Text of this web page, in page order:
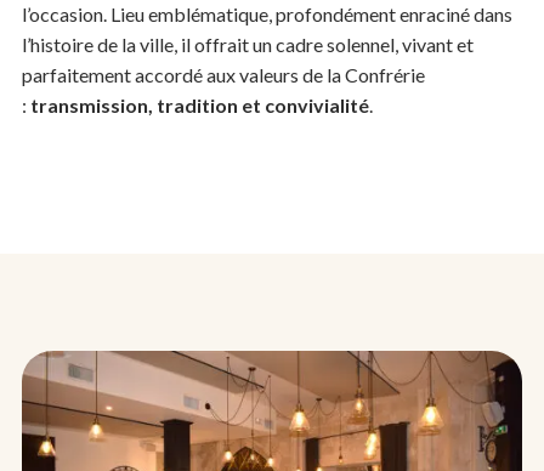
l’occasion. Lieu emblématique, profondément enraciné dans
l’histoire de la ville, il offrait un cadre solennel, vivant et
parfaitement accordé aux valeurs de la Confrérie
: transmission, tradition et convivialité.